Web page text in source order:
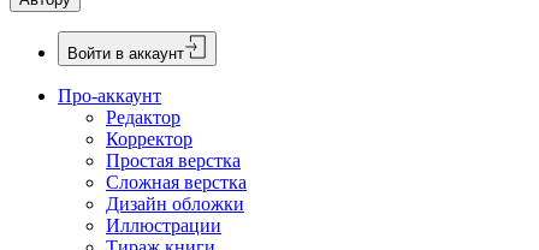
Войти в аккаунт
Про-аккаунт
Редактор
Корректор
Простая верстка
Сложная верстка
Дизайн обложки
Иллюстрации